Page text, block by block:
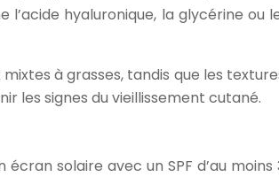
hyaluronique, la glycérine
à grasses, tandis que les
les signes du vieillissement cutané.
solaire avec un SPF d’au